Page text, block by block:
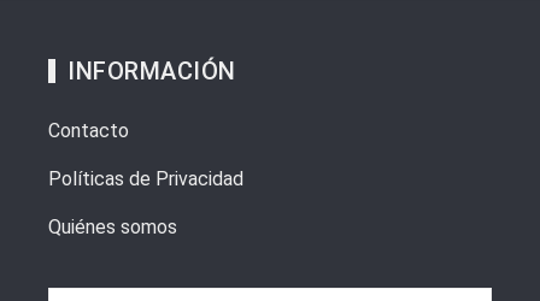
INFORMACIÓN
Contacto
Políticas de Privacidad
Quiénes somos